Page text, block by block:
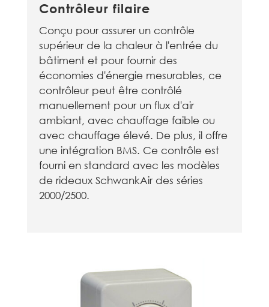
Contrôleur filaire
Conçu pour assurer un contrôle
supérieur de la chaleur à l'entrée du
bâtiment et pour fournir des
économies d'énergie mesurables, ce
contrôleur peut être contrôlé
manuellement pour un flux d'air
ambiant, avec chauffage faible ou
avec chauffage élevé. De plus, il offre
une intégration BMS. Ce contrôle est
fourni en standard avec les modèles
de rideaux SchwankAir des séries
2000/2500.